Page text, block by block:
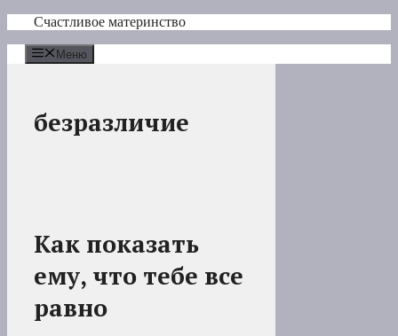
Перейти
содержимому
Счастливое материнство
Меню
безразличие
Как показать
ему, что тебе все
равно